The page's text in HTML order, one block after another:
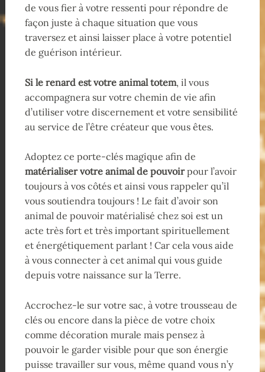
de vous fier à votre ressenti pour répondre de
façon juste à chaque situation que vous
traversez et ainsi laisser place à votre potentiel
de guérison intérieur.
Si le renard est votre animal totem, il vous
accompagnera sur votre chemin de vie afin
d’utiliser votre discernement et votre sensibilité
au service de l’être créateur que vous êtes.
Adoptez ce porte-clés magique afin de
matérialiser votre animal de pouvoirpour l’avoir
toujours à vos côtés et ainsi vous rappeler qu’il
vous soutiendra toujours ! Le fait d’avoir son
animal de pouvoir matérialisé chez soi est un
acte très fort et très important spirituellement
et énergétiquement parlant ! Car cela vous aide
à vous connecter à cet animal qui vous guide
depuis votre naissance sur la Terre.
Accrochez-le sur votre sac, à votre trousseau de
clés ou encore dans la pièce de votre choix
comme décoration murale mais pensez à
pouvoir le garder visible pour que son énergie
puisse travailler sur vous, même quand vous n’y